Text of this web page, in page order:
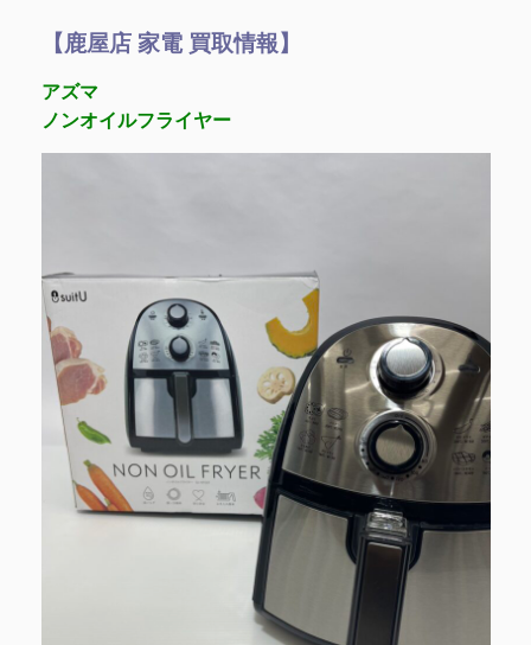
【鹿屋店 家電 買取情報】
アズマ
ノンオイルフライヤー